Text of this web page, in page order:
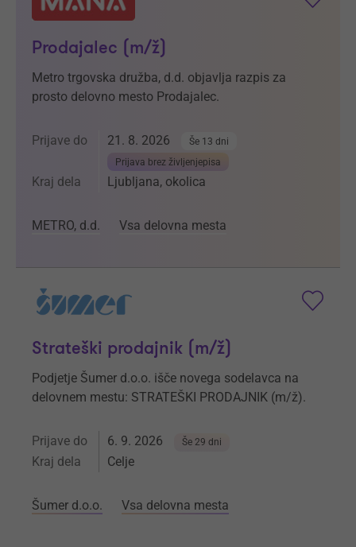
Prodajalec (m/ž)
Metro trgovska družba, d.d. objavlja razpis za
prosto delovno mesto Prodajalec.
Prijave do 21. 8. 2026
Še 13 dni
Prijava brez življenjepisa
Kraj dela Ljubljana, okolica
METRO, d.d. Vsa delovna mesta
Strateški prodajnik (m/ž)
Podjetje Šumer d.o.o. išče novega sodelavca na
delovnem mestu: STRATEŠKI PRODAJNIK (m/ž).
Prijave do 6. 9. 2026 Še 29 dni
Kraj dela Celje
Šumer d.o.o. Vsa delovna mesta